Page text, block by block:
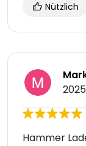
Nützlich
Hammer